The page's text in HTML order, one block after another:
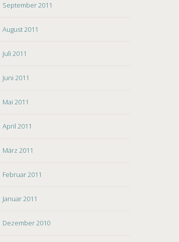
September 2011
August 2011
Juli 2011
Juni 2011
Mai 2011
April 2011
März 2011
Februar 2011
Januar 2011
Dezember 2010